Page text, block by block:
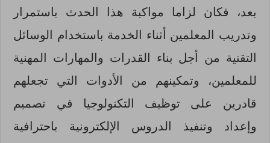
بعد، فكان لزاما مواكبة هذا الحدث باستمرار
وتدريب المعلمين أثناء الخدمة باستخدام الوسائل
التقنية من أجل بناء القدرات والمهارات المهنية
للمعلمين، وتمكينهم من الأدوات التي تجعلهم
قادرين على توظيف التكنولوجيا في تصميم
وإعداد وتنفيذ الدروس الإلكترونية باحترافية